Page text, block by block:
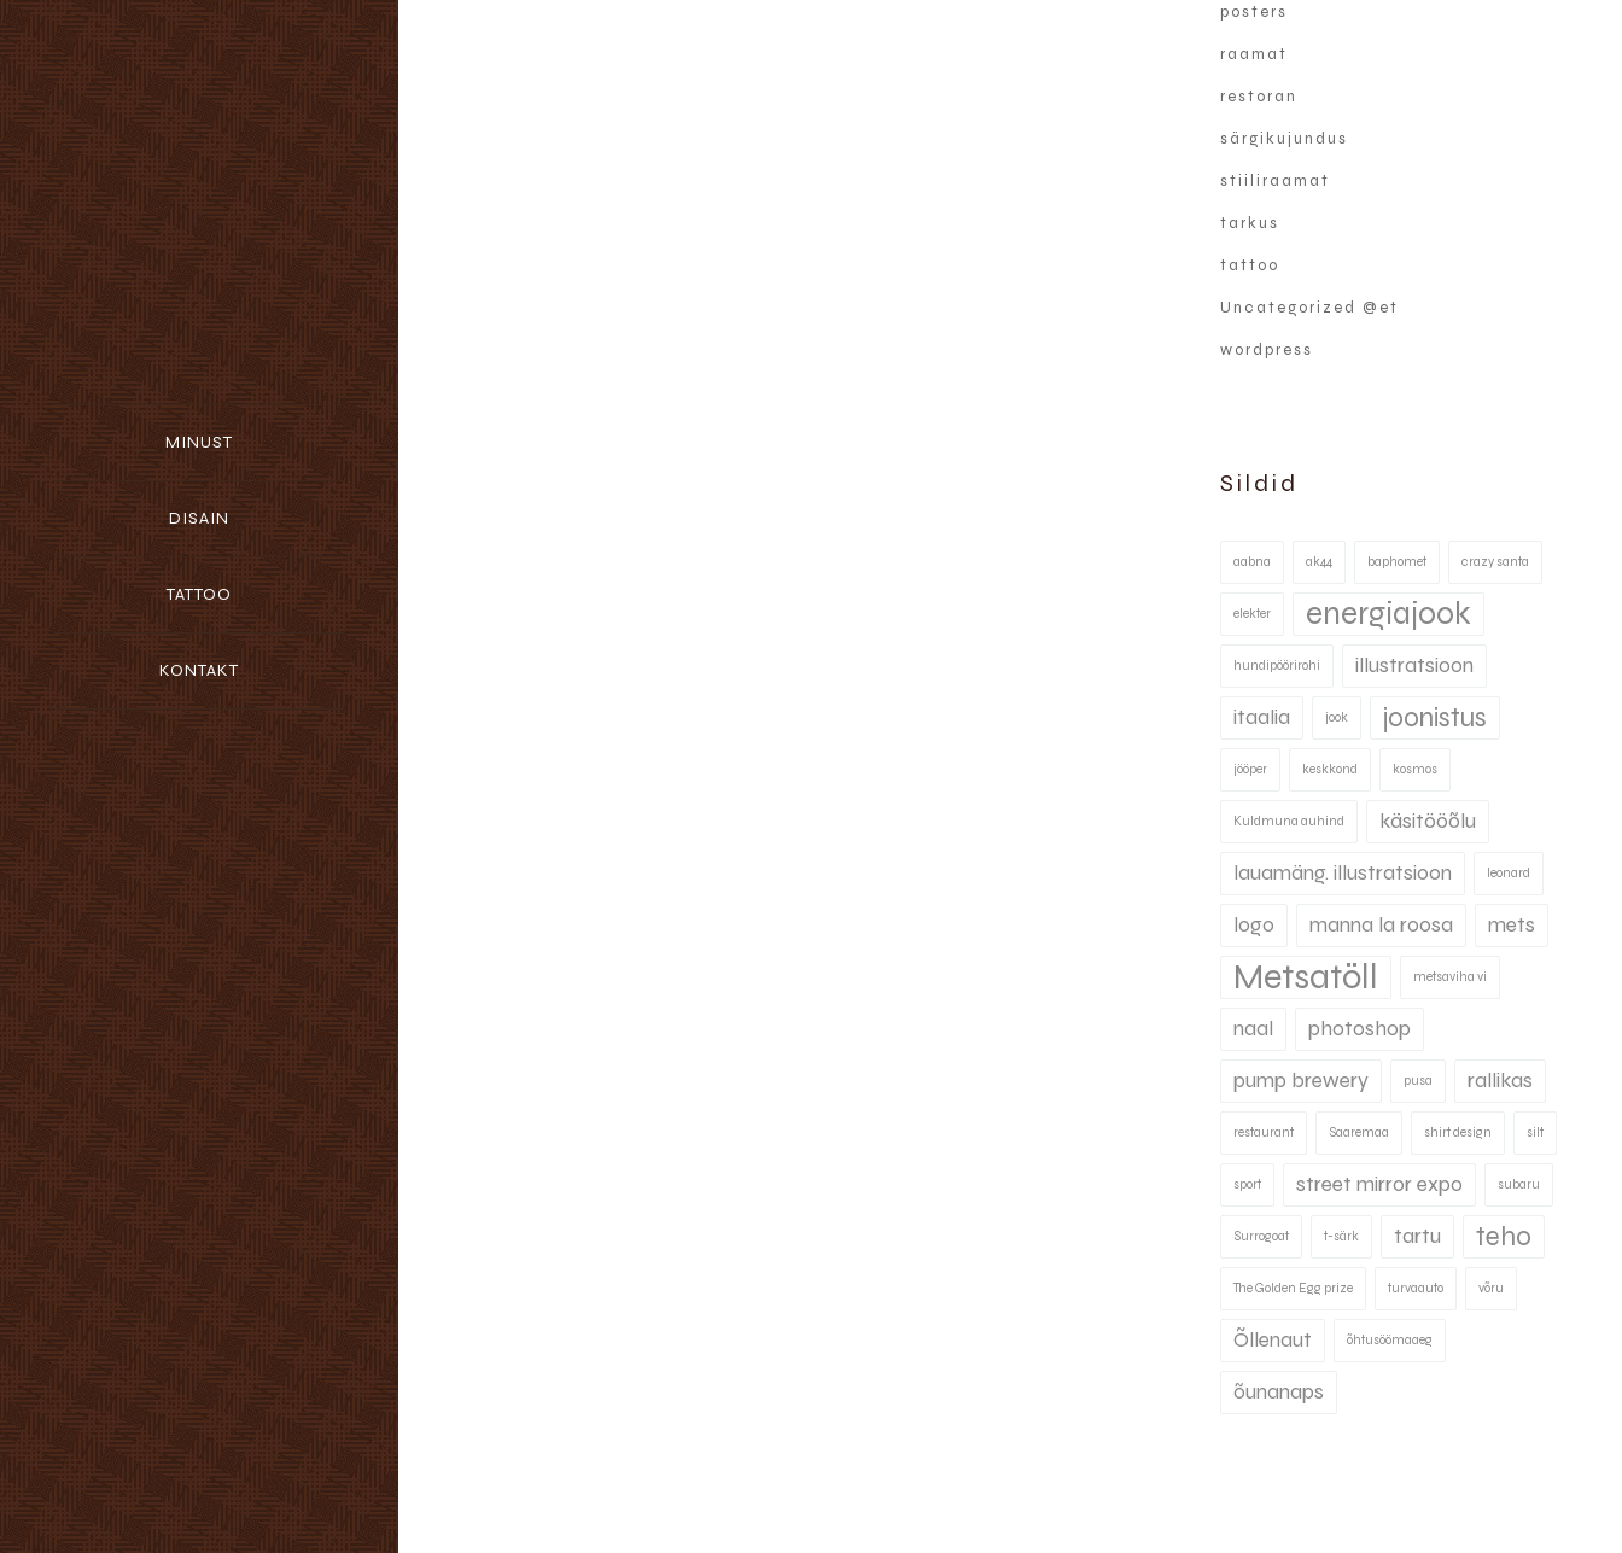
MINUST
DISAIN
TATTOO
KONTAKT
posters
raamat
restoran
särgikujundus
stiiliraamat
tarkus
tattoo
Uncategorized @et
wordpress
Sildid
aabna ak44 baphomet crazy santa
elekter energiajook
hundipöörirohi illustratsioon
itaalia jook joonistus
jööper keskkond kosmos
Kuldmuna auhind käsitööõlu
lauamäng. illustratsioon leonard
logo manna la roosa mets
Metsatöll metsaviha vi
naal photoshop
pump brewery pusa rallikas
restaurant Saaremaa shirt design silt
sport street mirror expo subaru
Surrogoat t-särk tartu teho
The Golden Egg prize turvaauto võru
Õllenaut õhtusöömaaeg
õunanaps